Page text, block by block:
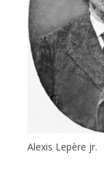
Alexis Lepère jr.